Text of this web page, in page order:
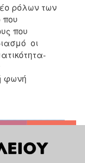
ρόλων των
που
οι
φωνή